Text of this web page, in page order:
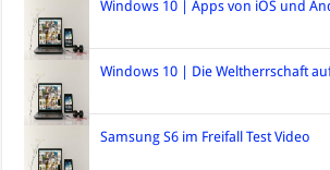
Windows 10 | Apps von iOS und
Windows 10 | Die Weltherrschaft
Samsung S6 im Freifall Test Video